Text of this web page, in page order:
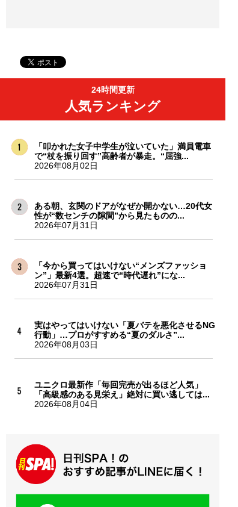
24時間更新
人気ランキング
「叩かれた女子中学生が泣いていた」満員電車
で“杖を振り回す”高齢者が暴走。“屈強...
2026年08月02日
ある朝、玄関のドアがなぜか開かない…20代女
性が“数センチの隙間”から見たものの...
2026年07月31日
「今から買ってはいけない“メンズファッショ
ン”」最新4選。超速で“時代遅れ”にな...
2026年07月31日
実はやってはいけない「夏バテを悪化させるNG
行動」…プロがすすめる“夏のダルさ”...
2026年08月03日
ユニクロ最新作「毎回完売が出るほど人気」
「高級感のある見栄え」絶対に買い逃しては...
2026年08月04日